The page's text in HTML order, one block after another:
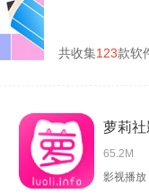
共收集123款软
萝莉社
65.2M
影视播放